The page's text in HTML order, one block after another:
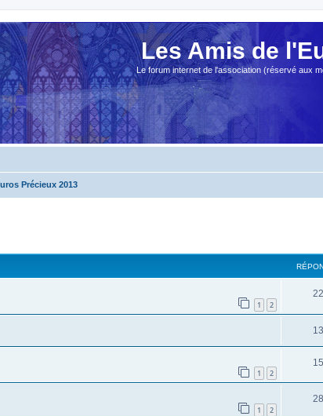
Les Amis de
Le forum internet de l'association (réservé aux
Précieux 2013
1 2
22
13
1 2
15
1 2
28